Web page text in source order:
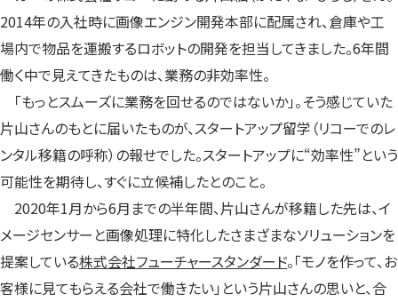
2014年の入社時に画像エンジン開発本部に配属され、倉庫や工
場内で物品を運搬するロボットの開発を担当してきました。6年間
働く中で見えてきたものは、業務の非効率性。
「もっとスムーズに業務を回せるのではないか」。そう感じていた
片山さんのもとに届いたものが、スタートアップ留学（リコーでのレ
ンタル移籍の呼称）の報せでした。スタートアップに“効率性”という
可能性を期待し、すぐに立候補したとのこと。
2020年1月から6月までの半年間、片山さんが移籍した先は、イ
メージセンサーと画像処理に特化したさまざまなソリューションを
提案している株式会社フューチャースタンダード。「モノを作って、お
客様に見てもらえる会社で働きたい」という片山さんの思いと、合